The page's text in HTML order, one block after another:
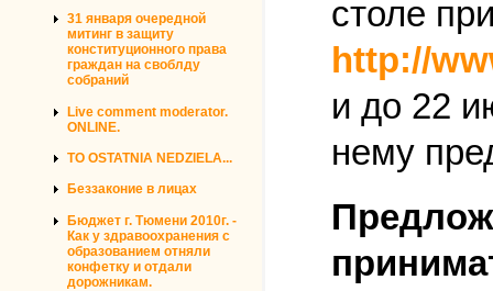
31 января очередной
митинг в защиту
конституционного права
граждан на своблду
собраний
Live comment moderator.
ONLINE.
TO OSTATNIA NEDZIELA...
Беззаконие в лицах
Бюджет г. Тюмени 2010г. -
Как у здравоохранения с
образованием отняли
конфетку и отдали
дорожникам.
столе
http://
и до 22
нему